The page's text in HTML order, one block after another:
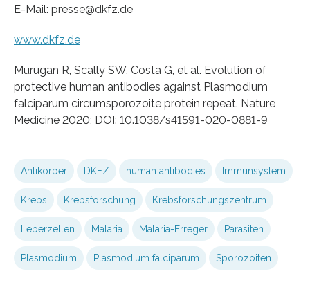
E-Mail: presse@dkfz.de
www.dkfz.de
Murugan R, Scally SW, Costa G, et al. Evolution of
protective human antibodies against Plasmodium
falciparum circumsporozoite protein repeat. Nature
Medicine 2020; DOI: 10.1038/s41591-020-0881-9
Antikörper DKFZ human antibodies Immunsystem
Krebs Krebsforschung Krebsforschungszentrum
Leberzellen Malaria Malaria-Erreger Parasiten
Plasmodium Plasmodium falciparum Sporozoiten